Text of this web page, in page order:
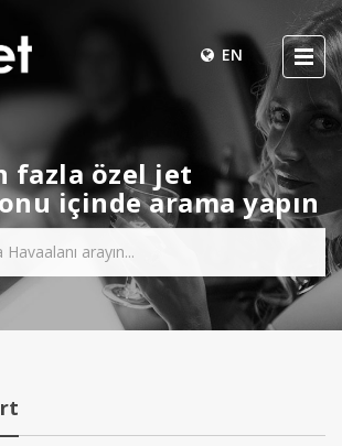
EN
fazla özel jet
içinde arama yapın